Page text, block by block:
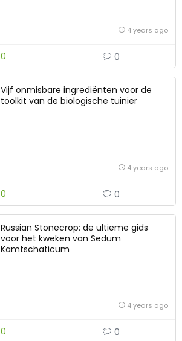
4 years ago
0 0
Vijf onmisbare ingrediënten voor de
toolkit van de biologische tuinier
4 years ago
0 0
Russian Stonecrop: de ultieme gids
voor het kweken van Sedum
Kamtschaticum
4 years ago
0 0